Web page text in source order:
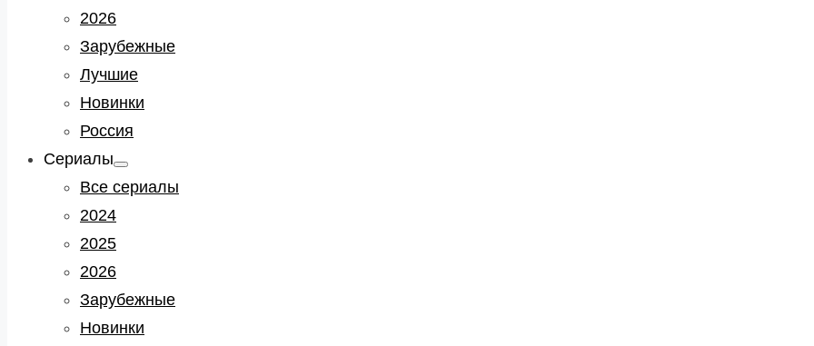
2026
Зарубежные
Лучшие
Новинки
Россия
Сериалы
Show
sub
menu
Все сериалы
2024
2025
2026
Зарубежные
Новинки